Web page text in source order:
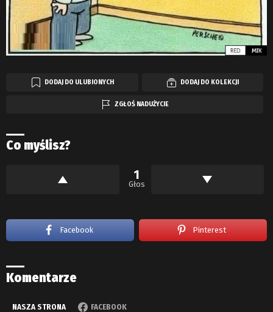
DODAJ DO ULUBIONYCH DODAJ DO KOLEKCJI
ZGŁOŚ NADUŻYCIE
Co myślisz?
1
Głos
Facebook Pinterest
Komentarze
NASZA STRONA FACEBOOK